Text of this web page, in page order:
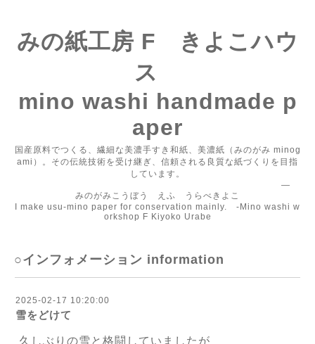
みの紙工房 F きよこハウ
ス
mino washi handmade p
aper
国産原料でつくる、繊細な美濃手すき和紙、美濃紙（みのがみ minog
ami）。その伝統技術を受け継ぎ、信頼される良質な紙づくりを目指
しています。
―
みのがみこうぼう えふ うらべきよこ
I make usu-mino paper for conservation mainly. -Mino washi w
orkshop F Kiyoko Urabe
○インフォメーション information
2025-02-17 10:20:00
雪をどけて
久しぶりの雪と格闘していましたが